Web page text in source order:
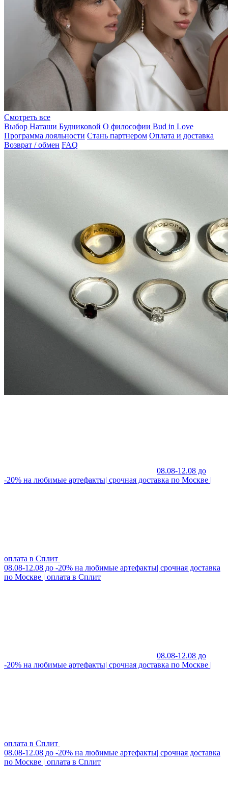
Смотреть все
Выбор Наташи Будниковой О философии Bud in Love
Программа лояльности Стань партнером Оплата и доставка
Возврат / обмен FAQ
08.08-12.08 до
-20% на любимые артефакты| срочная доставка по Москве |
оплата в Сплит
08.08-12.08 до -20% на любимые артефакты| срочная доставка
по Москве | оплата в Сплит
08.08-12.08 до
-20% на любимые артефакты| срочная доставка по Москве |
оплата в Сплит
08.08-12.08 до -20% на любимые артефакты| срочная доставка
по Москве | оплата в Сплит